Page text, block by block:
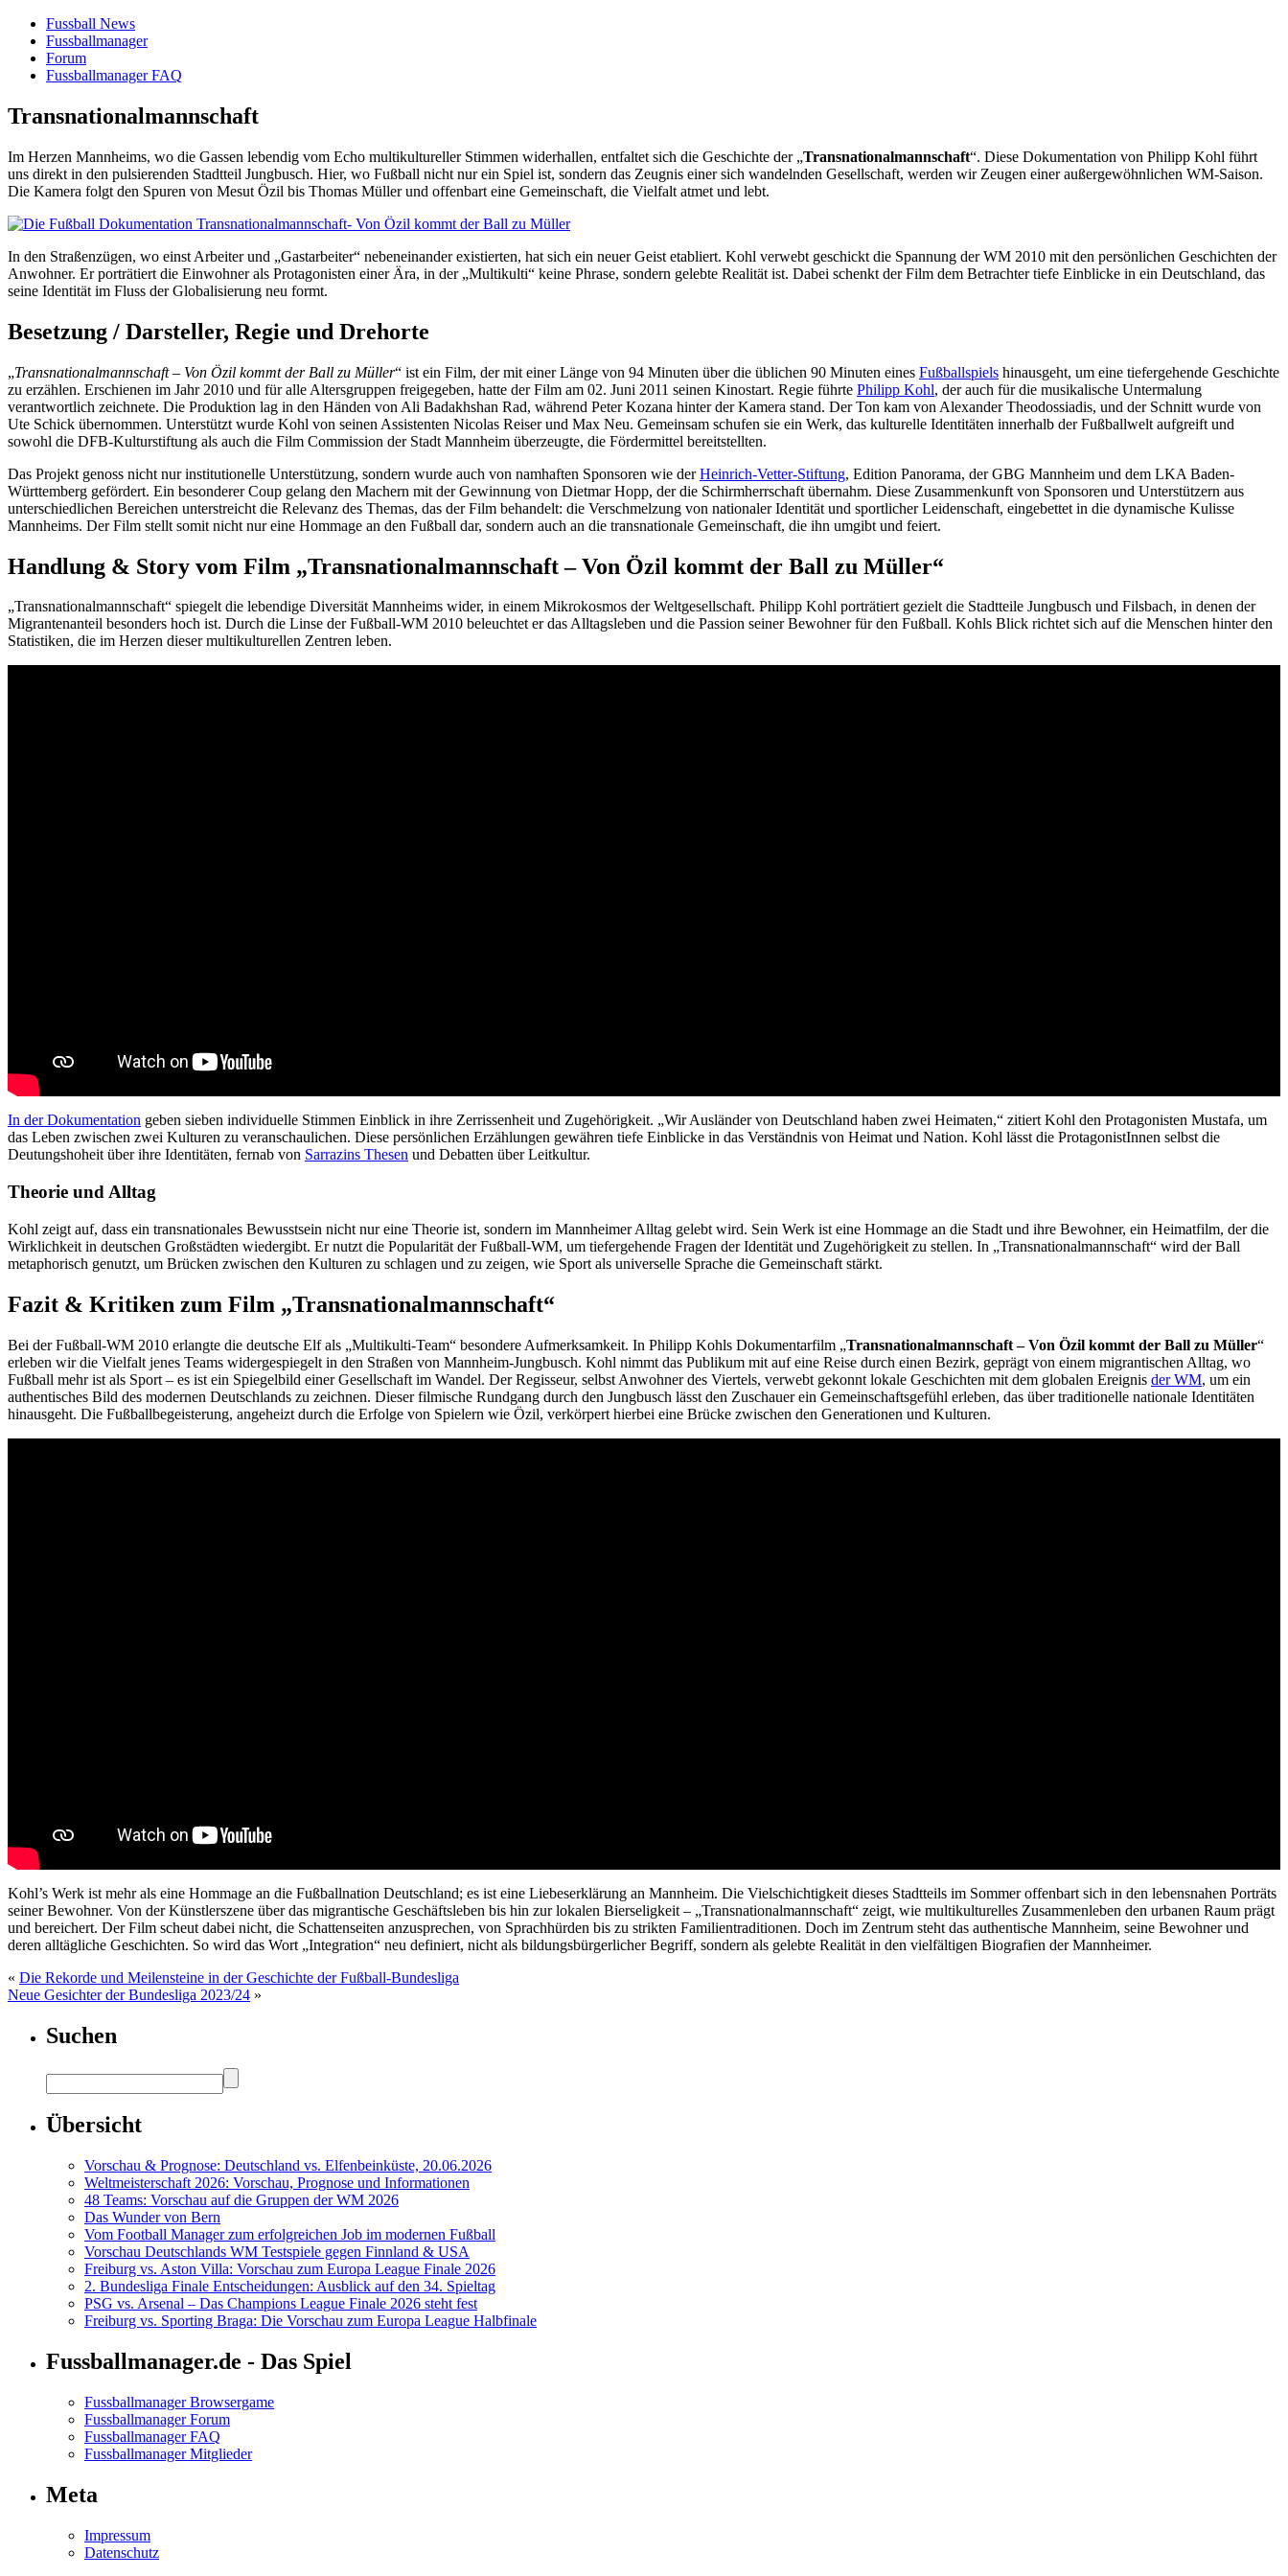
Fussball News
Fussballmanager
Forum
Fussballmanager FAQ
Transnationalmannschaft
Im Herzen Mannheims, wo die Gassen lebendig vom Echo multikultureller Stimmen widerhallen, entfaltet sich die Geschichte der „Transnationalmannschaft“. Diese Dokumentation von Philipp Kohl führt
uns direkt in den pulsierenden Stadtteil Jungbusch. Hier, wo Fußball nicht nur ein Spiel ist, sondern das Zeugnis einer sich wandelnden Gesellschaft, werden wir Zeugen einer außergewöhnlichen WM-Saison.
Die Kamera folgt den Spuren von Mesut Özil bis Thomas Müller und offenbart eine Gemeinschaft, die Vielfalt atmet und lebt.
In den Straßenzügen, wo einst Arbeiter und „Gastarbeiter“ nebeneinander existierten, hat sich ein neuer Geist etabliert. Kohl verwebt geschickt die Spannung der WM 2010 mit den persönlichen Geschichten der
Anwohner. Er porträtiert die Einwohner als Protagonisten einer Ära, in der „Multikulti“ keine Phrase, sondern gelebte Realität ist. Dabei schenkt der Film dem Betrachter tiefe Einblicke in ein Deutschland, das
seine Identität im Fluss der Globalisierung neu formt.
Besetzung / Darsteller, Regie und Drehorte
„Transnationalmannschaft – Von Özil kommt der Ball zu Müller“ ist ein Film, der mit einer Länge von 94 Minuten über die üblichen 90 Minuten eines Fußballspiels hinausgeht, um eine tiefergehende Geschichte
zu erzählen. Erschienen im Jahr 2010 und für alle Altersgruppen freigegeben, hatte der Film am 02. Juni 2011 seinen Kinostart. Regie führte Philipp Kohl, der auch für die musikalische Untermalung
verantwortlich zeichnete. Die Produktion lag in den Händen von Ali Badakhshan Rad, während Peter Kozana hinter der Kamera stand. Der Ton kam von Alexander Theodossiadis, und der Schnitt wurde von
Ute Schick übernommen. Unterstützt wurde Kohl von seinen Assistenten Nicolas Reiser und Max Neu. Gemeinsam schufen sie ein Werk, das kulturelle Identitäten innerhalb der Fußballwelt aufgreift und
sowohl die DFB-Kulturstiftung als auch die Film Commission der Stadt Mannheim überzeugte, die Fördermittel bereitstellten.
Das Projekt genoss nicht nur institutionelle Unterstützung, sondern wurde auch von namhaften Sponsoren wie derHeinrich-Vetter-Stiftung, Edition Panorama, der GBG Mannheim und dem LKA Baden-
Württemberg gefördert. Ein besonderer Coup gelang den Machern mit der Gewinnung von Dietmar Hopp, der die Schirmherrschaft übernahm. Diese Zusammenkunft von Sponsoren und Unterstützern aus
unterschiedlichen Bereichen unterstreicht die Relevanz des Themas, das der Film behandelt: die Verschmelzung von nationaler Identität und sportlicher Leidenschaft, eingebettet in die dynamische Kulisse
Mannheims. Der Film stellt somit nicht nur eine Hommage an den Fußball dar, sondern auch an die transnationale Gemeinschaft, die ihn umgibt und feiert.
Handlung & Story vom Film „Transnationalmannschaft – Von Özil kommt der Ball zu Müller“
„Transnationalmannschaft“ spiegelt die lebendige Diversität Mannheims wider, in einem Mikrokosmos der Weltgesellschaft. Philipp Kohl porträtiert gezielt die Stadtteile Jungbusch und Filsbach, in denen der
Migrantenanteil besonders hoch ist. Durch die Linse der Fußball-WM 2010 beleuchtet er das Alltagsleben und die Passion seiner Bewohner für den Fußball. Kohls Blick richtet sich auf die Menschen hinter den
Statistiken, die im Herzen dieser multikulturellen Zentren leben.
In der Dokumentation geben sieben individuelle Stimmen Einblick in ihre Zerrissenheit und Zugehörigkeit. „Wir Ausländer von Deutschland haben zwei Heimaten,“ zitiert Kohl den Protagonisten Mustafa, um
das Leben zwischen zwei Kulturen zu veranschaulichen. Diese persönlichen Erzählungen gewähren tiefe Einblicke in das Verständnis von Heimat und Nation. Kohl lässt die ProtagonistInnen selbst die
Deutungshoheit über ihre Identitäten, fernab von Sarrazins Thesen und Debatten über Leitkultur.
Theorie und Alltag
Kohl zeigt auf, dass ein transnationales Bewusstsein nicht nur eine Theorie ist, sondern im Mannheimer Alltag gelebt wird. Sein Werk ist eine Hommage an die Stadt und ihre Bewohner, ein Heimatfilm, der die
Wirklichkeit in deutschen Großstädten wiedergibt. Er nutzt die Popularität der Fußball-WM, um tiefergehende Fragen der Identität und Zugehörigkeit zu stellen. In „Transnationalmannschaft“ wird der Ball
metaphorisch genutzt, um Brücken zwischen den Kulturen zu schlagen und zu zeigen, wie Sport als universelle Sprache die Gemeinschaft stärkt.
Fazit & Kritiken zum Film „Transnationalmannschaft“
Bei der Fußball-WM 2010 erlangte die deutsche Elf als „Multikulti-Team“ besondere Aufmerksamkeit. In Philipp Kohls Dokumentarfilm „Transnationalmannschaft – Von Özil kommt der Ball zu Müller“
erleben wir die Vielfalt jenes Teams widergespiegelt in den Straßen von Mannheim-Jungbusch. Kohl nimmt das Publikum mit auf eine Reise durch einen Bezirk, geprägt von einem migrantischen Alltag, wo
Fußball mehr ist als Sport – es ist ein Spiegelbild einer Gesellschaft im Wandel. Der Regisseur, selbst Anwohner des Viertels, verwebt gekonnt lokale Geschichten mit dem globalen Ereignis der WM, um ein
authentisches Bild des modernen Deutschlands zu zeichnen. Dieser filmische Rundgang durch den Jungbusch lässt den Zuschauer ein Gemeinschaftsgefühl erleben, das über traditionelle nationale Identitäten
hinausgeht. Die Fußballbegeisterung, angeheizt durch die Erfolge von Spielern wie Özil, verkörpert hierbei eine Brücke zwischen den Generationen und Kulturen.
Kohl’s Werk ist mehr als eine Hommage an die Fußballnation Deutschland; es ist eine Liebeserklärung an Mannheim. Die Vielschichtigkeit dieses Stadtteils im Sommer offenbart sich in den lebensnahen Porträts
seiner Bewohner. Von der Künstlerszene über das migrantische Geschäftsleben bis hin zur lokalen Bierseligkeit – „Transnationalmannschaft“ zeigt, wie multikulturelles Zusammenleben den urbanen Raum prägt
und bereichert. Der Film scheut dabei nicht, die Schattenseiten anzusprechen, von Sprachhürden bis zu strikten Familientraditionen. Doch im Zentrum steht das authentische Mannheim, seine Bewohner und
deren alltägliche Geschichten. So wird das Wort „Integration“ neu definiert, nicht als bildungsbürgerlicher Begriff, sondern als gelebte Realität in den vielfältigen Biografien der Mannheimer.
« Die Rekorde und Meilensteine in der Geschichte der Fußball-Bundesliga
Neue Gesichter der Bundesliga 2023/24 »
Suchen
Übersicht
Vorschau & Prognose: Deutschland vs. Elfenbeinküste, 20.06.2026
Weltmeisterschaft 2026: Vorschau, Prognose und Informationen
48 Teams: Vorschau auf die Gruppen der WM 2026
Das Wunder von Bern
Vom Football Manager zum erfolgreichen Job im modernen Fußball
Vorschau Deutschlands WM Testspiele gegen Finnland & USA
Freiburg vs. Aston Villa: Vorschau zum Europa League Finale 2026
2. Bundesliga Finale Entscheidungen: Ausblick auf den 34. Spieltag
PSG vs. Arsenal – Das Champions League Finale 2026 steht fest
Freiburg vs. Sporting Braga: Die Vorschau zum Europa League Halbfinale
Fussballmanager.de - Das Spiel
Fussballmanager Browsergame
Fussballmanager Forum
Fussballmanager FAQ
Fussballmanager Mitglieder
Meta
Impressum
Datenschutz